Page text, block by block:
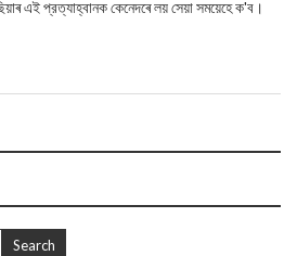
এই প্রত্যাহ্বানক কেনেদৰে লয় সেয়া সময়েহে ক'ব।